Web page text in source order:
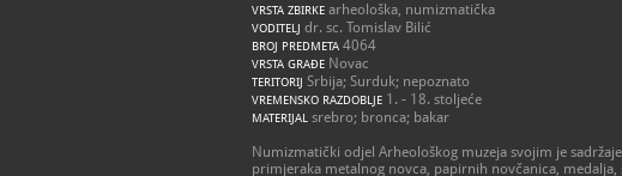
VRSTA ZBIRKE arheološka, numizmatička
VODITELJ dr. sc. Tomislav Bilić
BROJ PREDMETA 4064
VRSTA GRAĐE Novac
TERITORIJ Srbija; Surduk; nepoznato
VREMENSKO RAZDOBLJE 1. - 18. stoljeće
MATERIJAL srebro; bronca; bakar
Numizmatički odjel Arheološkog muzeja svojim je
primjeraka metalnog novca, papirnih novčanica,